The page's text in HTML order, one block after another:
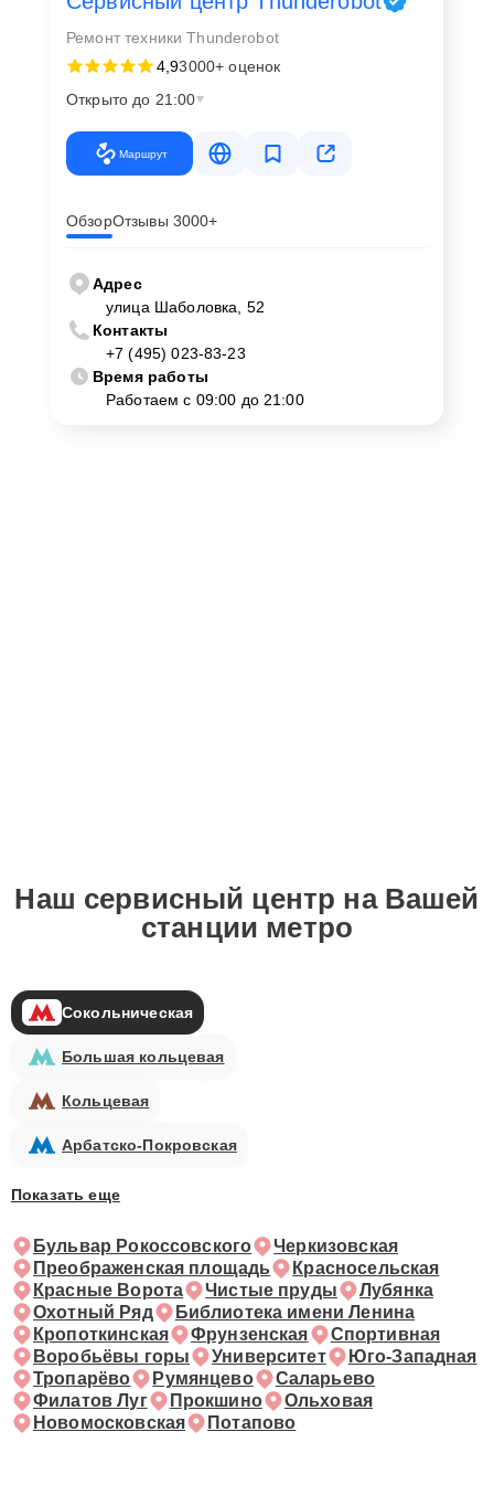
Ремонт техники Thunderobot
4,93000+ оценок
Открыто до 21:00
Маршрут
ОбзорОтзывы 3000+
Адрес
улица Шаболовка, 52
Контакты
+7 (495) 023-83-23
Время работы
Работаем с 09:00 до 21:00
Наш сервисный центр на Вашей
станции метро
Сокольническая
Большая кольцевая
Кольцевая
Арбатско-Покровская
Показать еще
Бульвар Рокоссовского
Черкизовская
Преображенская площадь
Красносельская
Красные Ворота
Чистые пруды
Лубянка
Охотный Ряд
Библиотека имени Ленина
Кропоткинская
Фрунзенская
Спортивная
Воробьёвы горы
Университет
Юго-Западная
Тропарёво
Румянцево
Саларьево
Филатов Луг
Прокшино
Ольховая
Новомосковская
Потапово